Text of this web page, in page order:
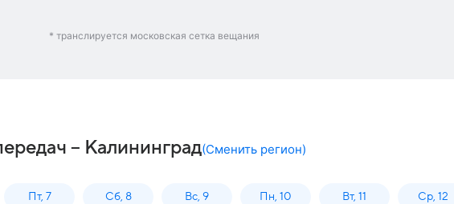
* транслируется московская сетка вещания
– Калининград(Сменить регион)
Пт, 7 Сб, 8 Вс, 9 Пн, 10 Вт, 11 Ср, 12